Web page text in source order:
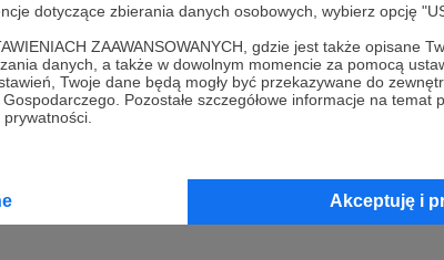
dotyczące zbierania danych osobowych, wybierz opcję
ZAAWANSOWANYCH, gdzie jest także opisane
danych, a także w dowolnym momencie za pomocą
Twoje dane będą mogły być przekazywane do
Pozostałe szczegółowe informacje na temat
Akceptuję i
AutoraFundacja Ośrodka KARTAjuż